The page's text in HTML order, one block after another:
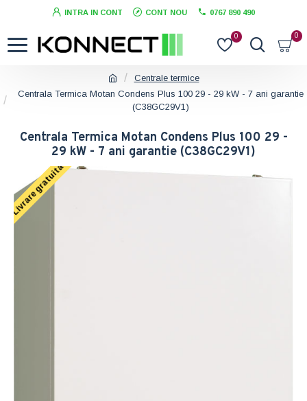
INTRA IN CONT CONT NOU 0767 890 490
0 0
Centrale termice
Centrala Termica Motan Condens Plus 100 29 - 29 kW - 7 ani garantie
(C38GC29V1)
Centrala Termica Motan Condens Plus 100 29 -
29 kW - 7 ani garantie (C38GC29V1)
Livrare gratuita